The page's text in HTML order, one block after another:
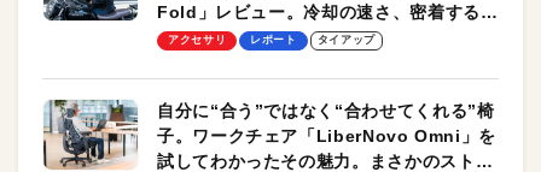
Fold」レビュー。冷却の速さ、密着する冷
却プレート、シンプルな操作性がグッド！
アクセサリ レポート タイアップ
自分に“合う”ではなく“合わせてくれる”椅
子。ワークチェア「LiberNovo Omni」を
試してわかったその魅力。まさかのストレ